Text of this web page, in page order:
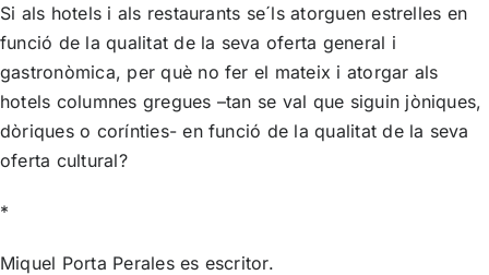
Si als hotels i als restaurants se´ls atorguen estrelles en
funció de la qualitat de la seva oferta general i
gastronòmica, per què no fer el mateix i atorgar als
hotels columnes gregues –tan se val que siguin jòniques,
dòriques o corínties- en funció de la qualitat de la seva
oferta cultural?
*
Miquel Porta Perales es escritor.